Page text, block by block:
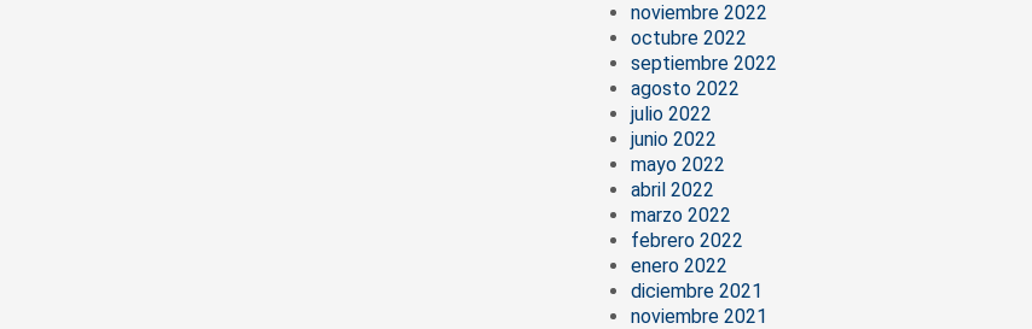
noviembre 2022
octubre 2022
septiembre 2022
agosto 2022
julio 2022
junio 2022
mayo 2022
abril 2022
marzo 2022
febrero 2022
enero 2022
diciembre 2021
noviembre 2021